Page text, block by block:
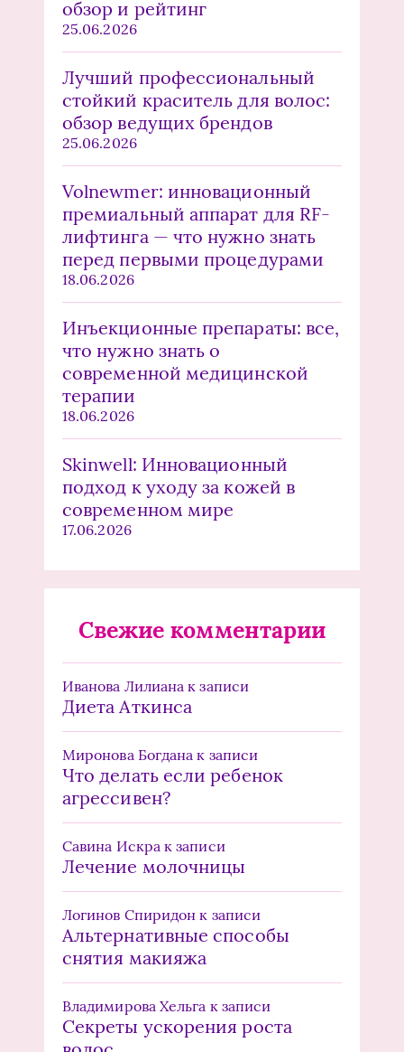
обзор и рейтинг
25.06.2026
Лучший профессиональный
стойкий краситель для волос:
обзор ведущих брендов
25.06.2026
Volnewmer: инновационный
премиальный аппарат для RF-
лифтинга — что нужно знать
перед первыми процедурами
18.06.2026
Инъекционные препараты: все,
что нужно знать о
современной медицинской
терапии
18.06.2026
Skinwell: Инновационный
подход к уходу за кожей в
современном мире
17.06.2026
Свежие комментарии
Иванова Лилиана к записи
Диета Аткинса
Миронова Богдана к записи
Что делать если ребенок
агрессивен?
Савина Искра к записи
Лечение молочницы
Логинов Спиридон к записи
Альтернативные способы
снятия макияжа
Владимирова Хельга к записи
Секреты ускорения роста